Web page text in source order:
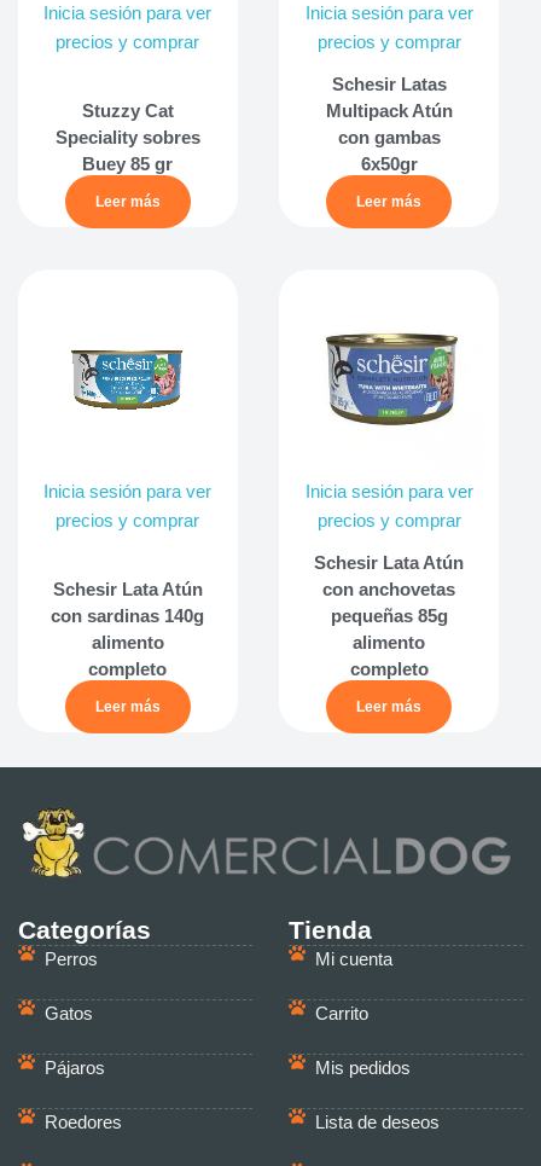
Inicia sesión para ver
precios y comprar
Stuzzy Cat
Speciality sobres
Buey 85 gr
Leer más
Inicia sesión para ver
precios y comprar
Schesir Latas
Multipack Atún
con gambas
6x50gr
Leer más
Inicia sesión para ver
precios y comprar
Schesir Lata Atún
con sardinas 140g
alimento
completo
Leer más
Inicia sesión para ver
precios y comprar
Schesir Lata Atún
con anchovetas
pequeñas 85g
alimento
completo
Leer más
Categorías
Perros
Gatos
Pájaros
Roedores
Tienda
Mi cuenta
Carrito
Mis pedidos
Lista de deseos